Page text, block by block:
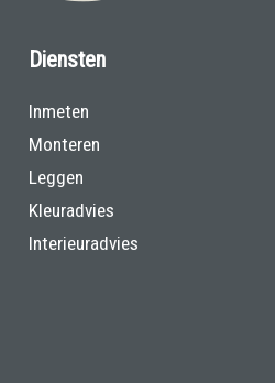
Diensten
Inmeten
Monteren
Leggen
Kleuradvies
Interieuradvies